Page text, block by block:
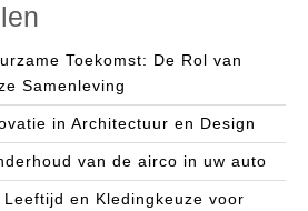
Toekomst: De Rol van
Samenleving
in Architectuur en Design
van de airco in uw auto
en Kledingkeuze voor